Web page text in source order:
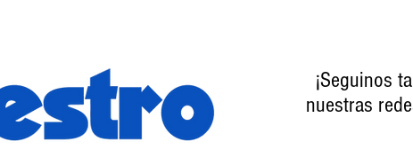
¡Seguinos
nuestras